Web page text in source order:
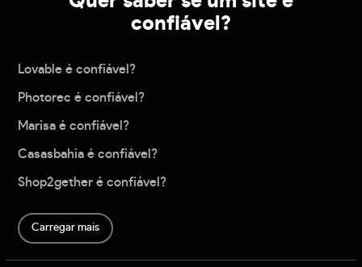
confiável?
Lovable é confiável?
Photorec é confiável?
Marisa é confiável?
Casasbahia é confiável?
Shop2gether é confiável?
Carregar mais